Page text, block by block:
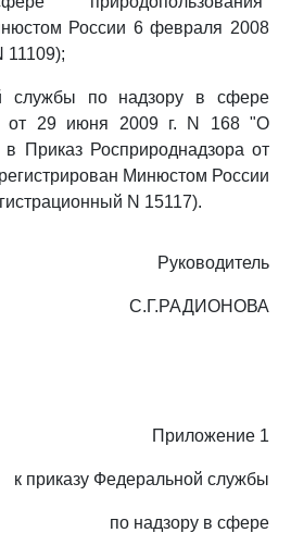
России 6 февраля 2008
11109);
службы по надзору в сфере
от 29 июня 2009 г. N 168 "О
Приказ Росприроднадзора от
Минюстом России
N 15117).
Руководитель
С.Г.РАДИОНОВА
Приложение 1
к приказу Федеральной службы
по надзору в сфере